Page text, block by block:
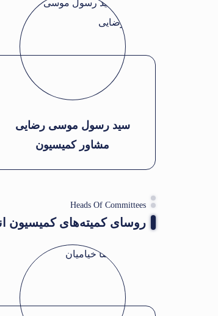
سید رسول موسی رضایی
مشاور کمیسیون
Heads Of Committees
روسای کمیته‌های کمیسیون